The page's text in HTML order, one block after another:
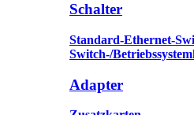
Schalter
Standard-Ethernet-
Switch-/
Adapter